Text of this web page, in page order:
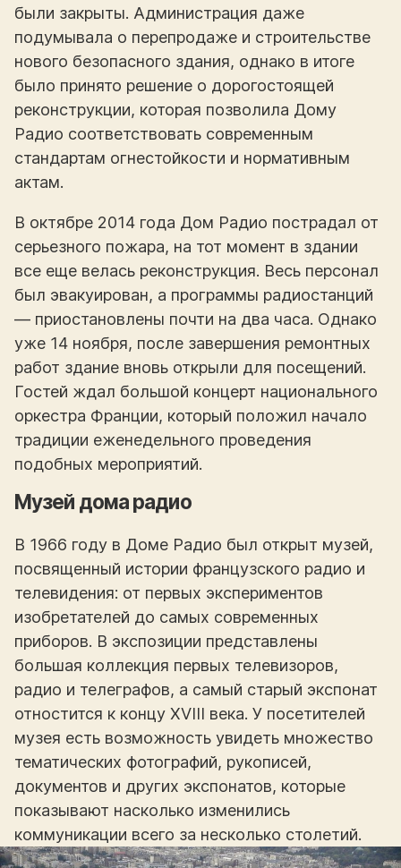
были закрыты. Администрация даже
подумывала о перепродаже и строительстве
нового безопасного здания, однако в итоге
было принято решение о дорогостоящей
реконструкции, которая позволила Дому
Радио соответствовать современным
стандартам огнестойкости и нормативным
актам.
В октябре 2014 года Дом Радио пострадал от
серьезного пожара, на тот момент в здании
все еще велась реконструкция. Весь персонал
был эвакуирован, а программы радиостанций
— приостановлены почти на два часа. Однако
уже 14 ноября, после завершения ремонтных
работ здание вновь открыли для посещений.
Гостей ждал большой концерт национального
оркестра Франции, который положил начало
традиции еженедельного проведения
подобных мероприятий.
Музей дома радио
В 1966 году в Доме Радио был открыт музей,
посвященный истории французского радио и
телевидения: от первых экспериментов
изобретателей до самых современных
приборов. В экспозиции представлены
большая коллекция первых телевизоров,
радио и телеграфов, а самый старый экспонат
отностится к концу XVIII века. У посетителей
музея есть возможность увидеть множество
тематических фотографий, рукописей,
документов и других экспонатов, которые
показывают насколько изменились
коммуникации всего за несколько столетий.